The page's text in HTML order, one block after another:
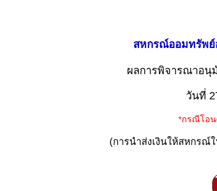
สหกรณ์ออมทรัพย์
ผลการพิจารณาอนุ
วันที่
*กรณีโอน
(การนำส่งเงินให้สหกรณ์